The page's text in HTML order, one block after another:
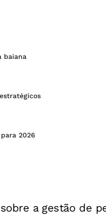
baiana
2026
a gestão de